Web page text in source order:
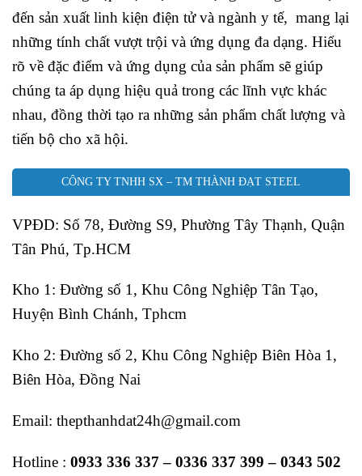
đến sản xuất linh kiện điện tử và ngành y tế, mang lại
những tính chất vượt trội và ứng dụng đa dạng. Hiểu
rõ về đặc điểm và ứng dụng của sản phẩm sẽ giúp
chúng ta áp dụng hiệu quả trong các lĩnh vực khác
nhau, đồng thời tạo ra những sản phẩm chất lượng và
tiến bộ cho xã hội.
CÔNG TY TNHH SX – TM THÀNH ĐẠT STEEL
VPĐD: Số 78, Đường S9, Phường Tây Thạnh, Quận
Tân Phú, Tp.HCM
Kho 1: Đường số 1, Khu Công Nghiệp Tân Tạo,
Huyện Bình Chánh, Tphcm
Kho 2: Đường số 2, Khu Công Nghiệp Biên Hòa 1,
Biên Hòa, Đồng Nai
Email: thepthanhdat24h@gmail.com
Hotline : 0933 336 337 – 0336 337 399 – 0343 502